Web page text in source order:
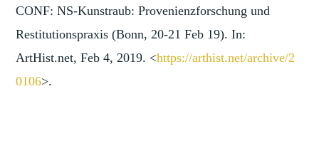
CONF: NS-Kunstraub: Provenienzforschung und
Restitutionspraxis (Bonn, 20-21 Feb 19). In:
ArtHist.net, Feb 4, 2019. <https://arthist.net/archive/2
0106>.